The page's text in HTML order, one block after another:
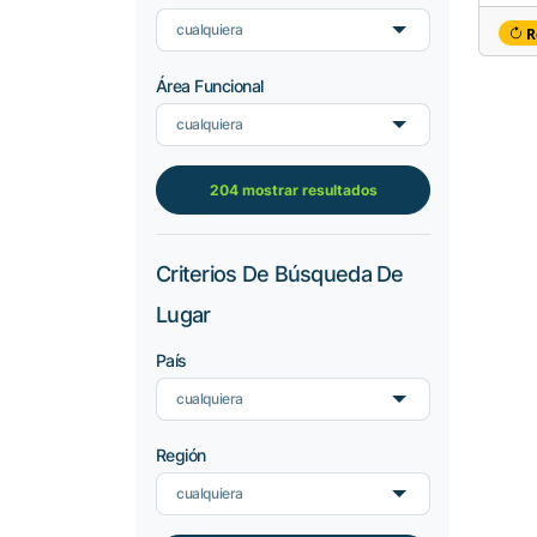
cualquiera
Área Funcional
cualquiera
204 mostrar resultados
Criterios De Búsqueda De
Lugar
País
cualquiera
Región
cualquiera